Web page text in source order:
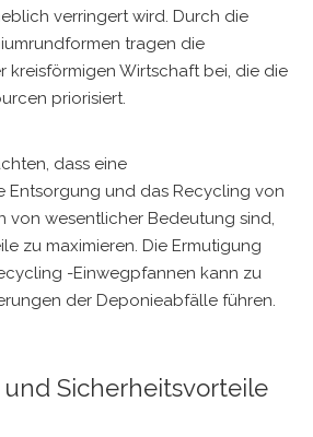
verringert wird. Durch die
tragen die
kreisförmigen Wirtschaft bei, die die
priorisiert.
dass eine
Entsorgung und das Recycling von
von wesentlicher Bedeutung sind,
zu maximieren. Die Ermutigung
-Einwegpfannen kann zu
der Deponieabfälle führen.
Sicherheitsvorteile